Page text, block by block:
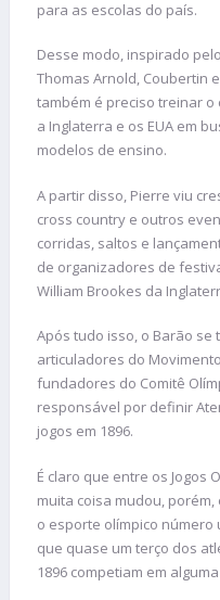
para as escolas do país.
Desse modo, inspirado
Thomas Arnold, Coubertin
também é preciso treinar o
a Inglaterra e os EUA em
modelos de ensino.
A partir disso, Pierre viu
cross country e outros
corridas, saltos e
de organizadores de
William Brookes da
Após tudo isso, o Barão
articuladores do
fundadores do Comitê
responsável por definir
jogos em 1896.
É claro que entre os Jogos
muita coisa mudou,
o esporte olímpico número
que quase um terço dos
1896 competiam em